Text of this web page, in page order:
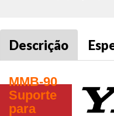
Descrição
MMB-90
Suporte
para